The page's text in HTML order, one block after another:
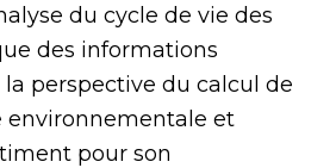
du cycle de vie des
des informations
perspective du calcul de
environnementale et
pour son